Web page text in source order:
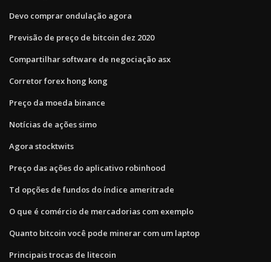
Devo comprar ondulação agora
Previsão de preço de bitcoin dez 2020
Compartilhar software de negociação asx
Corretor forex hong kong
Preço da moeda binance
Notícias de ações simo
Agora stocktwits
Preço das ações do aplicativo robinhood
Td opções de fundos do índice ameritrade
O que é comércio de mercadorias com exemplo
Quanto bitcoin você pode minerar com um laptop
Principais trocas de litecoin